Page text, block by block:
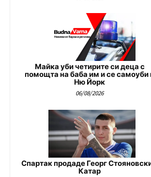
Майка уби четирите си деца с
помощта на баба им и се самоуби
Ню Йорк
06/08/2026
Спартак продаде Георг
Катар